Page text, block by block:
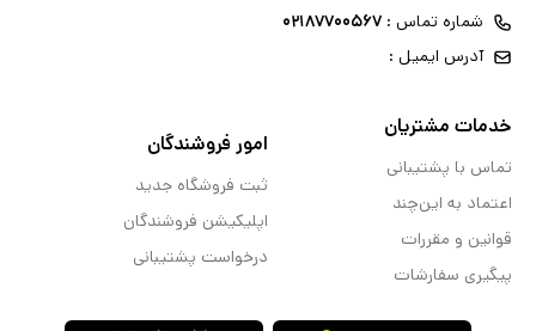
شماره تماس : ۰۲۱۸۷۷۰۰۵۶۷
آدرس ایمیل :
خدمات مشتریان
تماس با پشتیبانی
اعتماد به این‌چند
قوانین و مقررات
پیگیری سفارشات
امور فروشندگان
ثبت فروشگاه جدید
اپلیکیشن فروشندگان
درخواست پشتیبانی